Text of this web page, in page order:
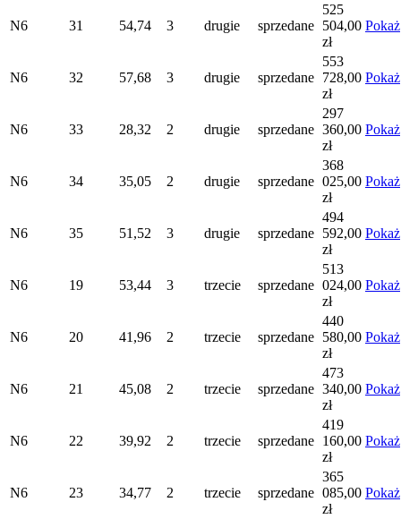
N6 31 54,74 3 drugie sprzedane
525
504,00
zł
Pokaż
N6 32 57,68 3 drugie sprzedane
553
728,00
zł
Pokaż
N6 33 28,32 2 drugie sprzedane
297
360,00
zł
Pokaż
N6 34 35,05 2 drugie sprzedane
368
025,00
zł
Pokaż
N6 35 51,52 3 drugie sprzedane
494
592,00
zł
Pokaż
N6 19 53,44 3 trzecie sprzedane
513
024,00
zł
Pokaż
N6 20 41,96 2 trzecie sprzedane
440
580,00
zł
Pokaż
N6 21 45,08 2 trzecie sprzedane
473
340,00
zł
Pokaż
N6 22 39,92 2 trzecie sprzedane
419
160,00
zł
Pokaż
N6 23 34,77 2 trzecie sprzedane
365
085,00
zł
Pokaż